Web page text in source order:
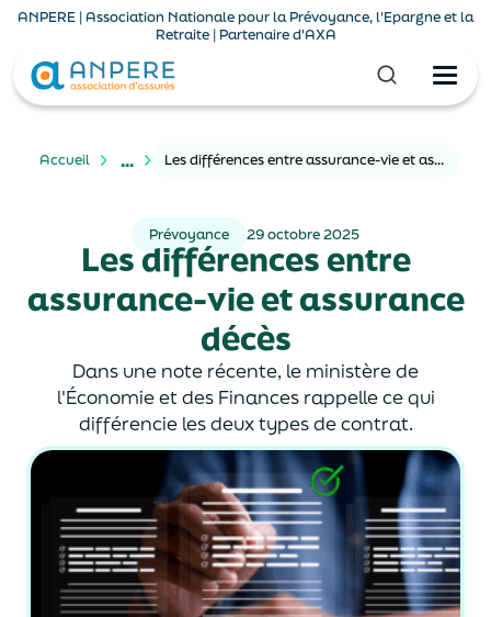
ANPERE | Association Nationale pour la Prévoyance, l'Epargne et la
Retraite | Partenaire d'AXA
Accueil ... Les différences entre assurance-vie et assurance décès
Prévoyance 29 octobre 2025
Les différences entre
assurance-vie et assurance
décès
Dans une note récente, le ministère de
l'Économie et des Finances rappelle ce qui
différencie les deux types de contrat.